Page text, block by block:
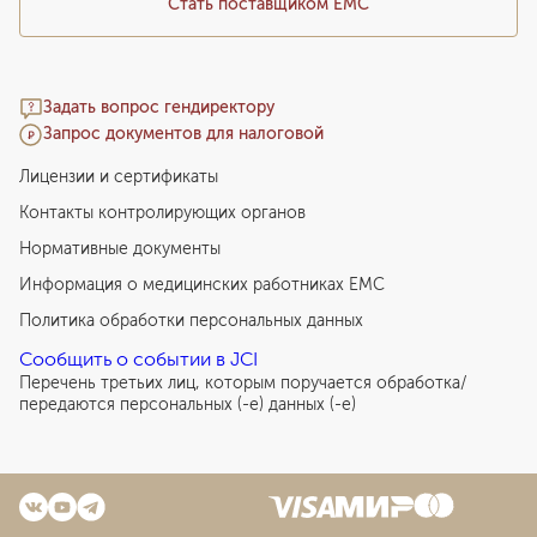
Стать поставщиком ЕМС
Задать вопрос гендиректору
Запрос документов для налоговой
Лицензии и сертификаты
Контакты контролирующих органов
Нормативные документы
Информация о медицинских работниках EMC
Политика обработки персональных данных
Сообщить о событии в JCI
Перечень третьих лиц, которым поручается обработка/
передаются персональных (-е) данных (-е)